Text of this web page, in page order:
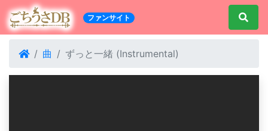
ファンサイト
曲 ずっと一緒 (Instrumental)